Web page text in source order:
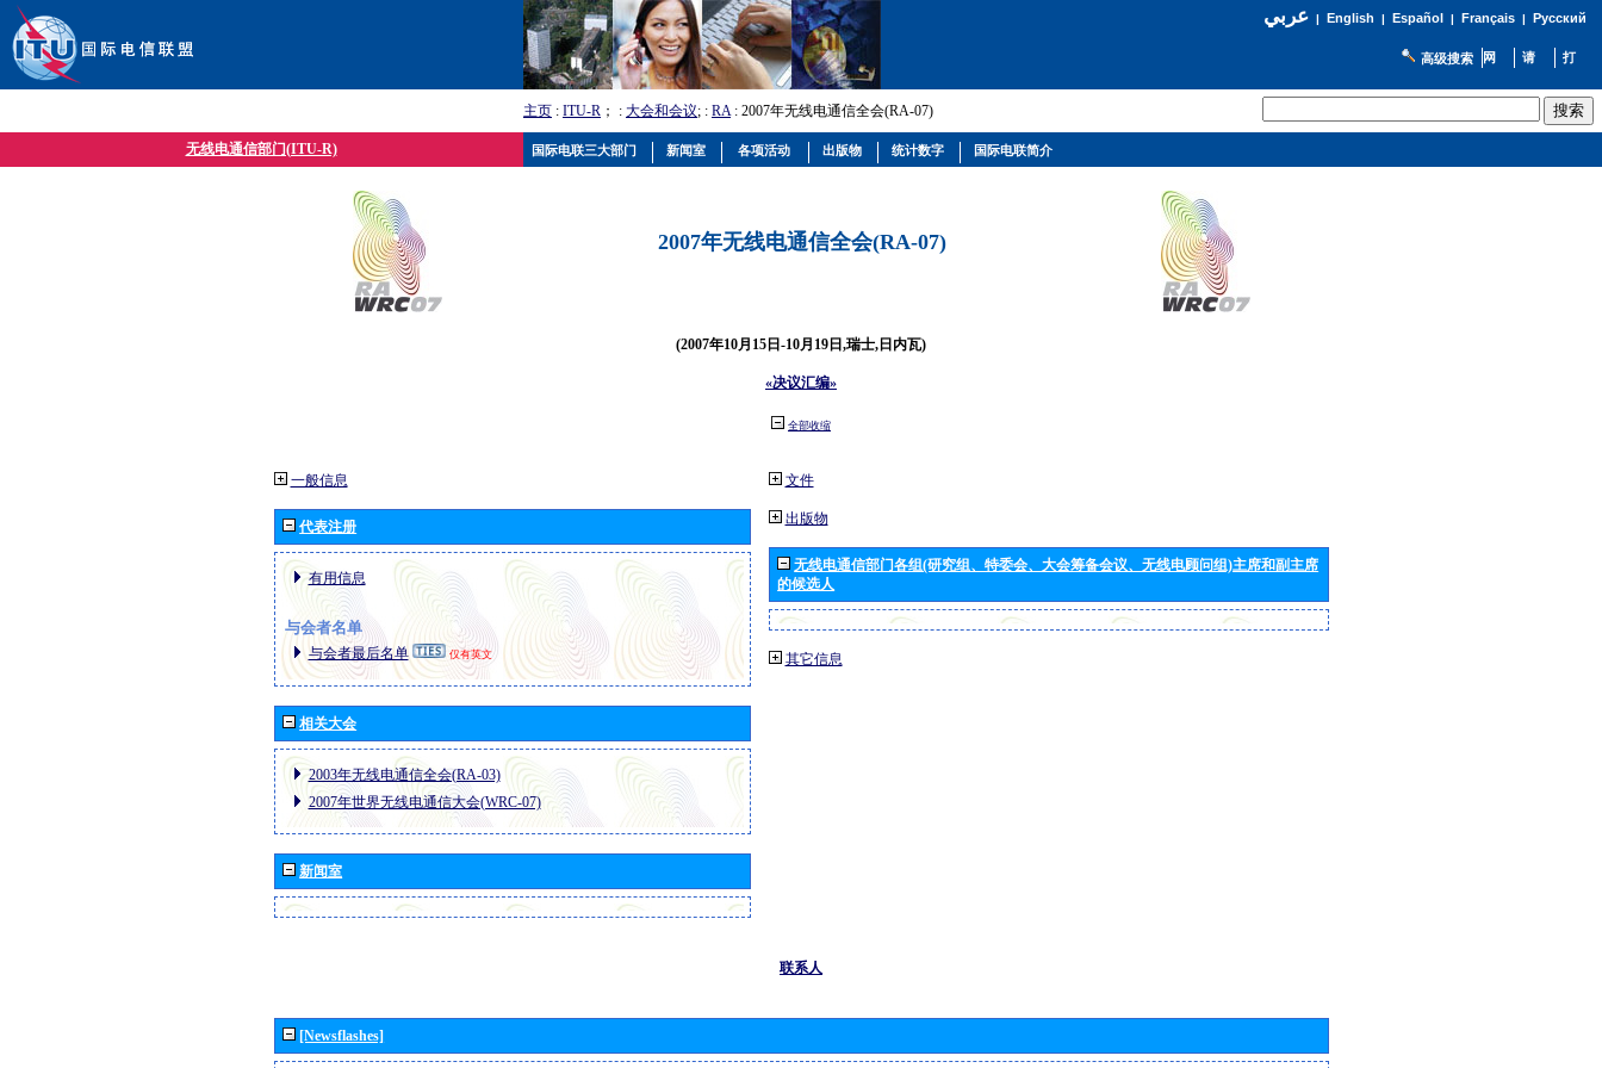
عربي| English | Español | Français| Русский
高级搜索
主页 : ITU-R ； : 大会和会议; : RA: 2007年无线电通信全会(RA-07)
无线电通信部门(ITU-R)
2007年无线电通信全会(RA-07)
(2007年10月15日-10月19日,瑞士,日内瓦)
«决议汇编»
全部收缩
一般信息
代表注册
有用信息
与会者名单
与会者最后名单 仅有英文
相关大会
2003年无线电通信全会(RA-03)
2007年世界无线电通信大会(WRC-07)
新闻室
文件
出版物
无线电通信部门各组(研究组、特委会、大会筹备会议、无线电顾问组)主席和副主席
的候选人
其它信息
联系人
[Newsflashes]
国际电联三大部门 新闻室 各项活动 出版物 统计数字 国际电联简介